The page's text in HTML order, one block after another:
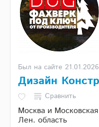
Был на сайте 21.01.2026
Дизайн
Сравнить
Москва и
Лен. область